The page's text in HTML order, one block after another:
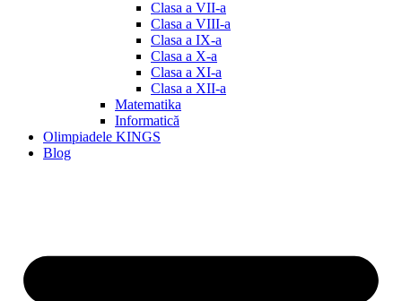
Clasa a VII-a
Clasa a VIII-a
Clasa a IX-a
Clasa a X-a
Clasa a XI-a
Clasa a XII-a
Matematika
Informatică
Olimpiadele KINGS
Blog